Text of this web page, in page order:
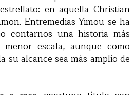
en aquella Christian
Entremedias Yimou se ha
contarnos una historia más
escala, aunque como
su alcance sea más amplio de